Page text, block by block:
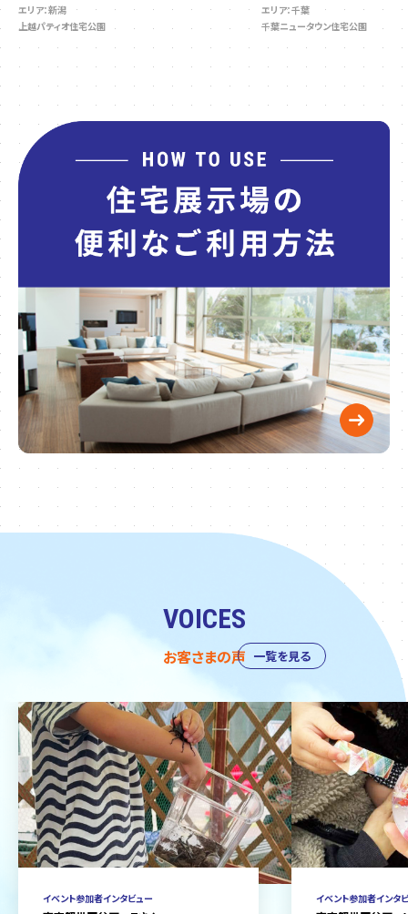
エリア：新潟
上越パティオ住宅公園
エリア：千葉
千葉ニュータウン住宅公園
VOICES
お客さまの声
イベント参加者インタビュー イベント参加者インタ
一覧を見る